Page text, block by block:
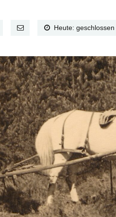
Heute: geschlossen